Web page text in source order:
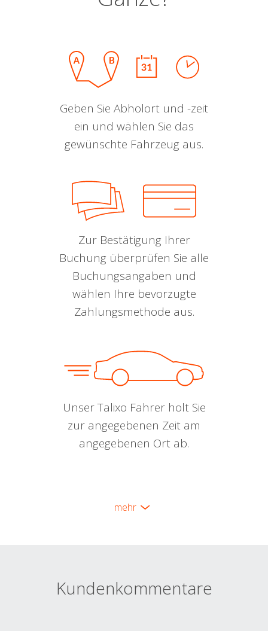
Geben Sie Abholort und -zeit
ein und wählen Sie das
gewünschte Fahrzeug aus.
Zur Bestätigung Ihrer
Buchung überprüfen Sie alle
Buchungsangaben und
wählen Ihre bevorzugte
Zahlungsmethode aus.
Unser Talixo Fahrer holt Sie
zur angegebenen Zeit am
angegebenen Ort ab.
mehr
Kundenkommentare